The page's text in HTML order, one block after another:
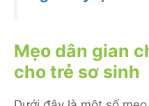
Mẹo dân gian
cho trẻ sơ sinh